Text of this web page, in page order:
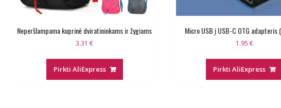
Neperšlampama kuprinė dviratininkams ir žygiams
3.31€
Pirkti AliExpress
Micro USB į USB-C OTG
1.95 €
Pirkti AliExpress